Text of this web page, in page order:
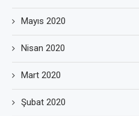
Mayıs 2020
Nisan 2020
Mart 2020
Şubat 2020